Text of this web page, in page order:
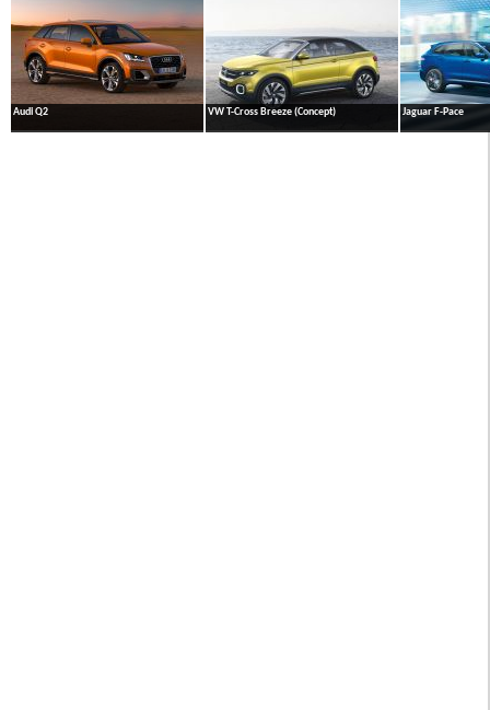
Audi Q2 VW T-Cross Breeze (Concept) Jaguar F-Pace